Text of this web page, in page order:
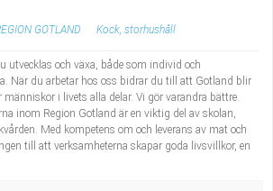
GOTLAND Kock, storhushåll
utvecklas och växa, både som individ och
När du arbetar hos oss bidrar du till att Gotland blir
i livets alla delar. Vi gör varandra bättre.
inom Region Gotland är en viktig del av skolan,
Med kompetens om och leverans av mat och
till att verksamheterna skapar goda livsvillkor, en